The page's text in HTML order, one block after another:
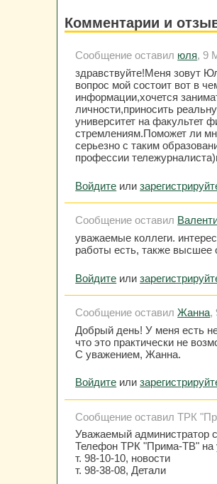
Комментарии и
Сообщение оставил юля, 9
здравствуйте!Меня зовут
вопрос мой состоит вот в
информации,хочется
личности,приносить
университет на факультет
стремлениям.Поможет ли
серьезно с таким
профессии
Войдите или
Сообщение оставил
уважаемые коллеги.
работы есть, также высшее
Войдите или
Сообщение оставилЖанна,
Добрый день! У меня есть
что это практически не
С уважением, Жанна.
Войдите или
Сообщение оставил ТРК
Уважаемый администратор
Телефон ТРК "Прима-ТВ" на
т. 98-10-10, новости
т. 98-38-08, Детали